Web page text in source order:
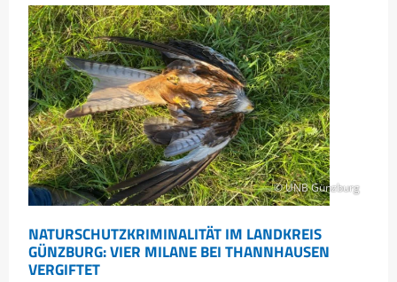
Bayerns
Schmetterlingen?
© UNB Günzburg
NATURSCHUTZKRIMINALITÄT IM LANDKREIS
GÜNZBURG: VIER MILANE BEI THANNHAUSEN
VERGIFTET